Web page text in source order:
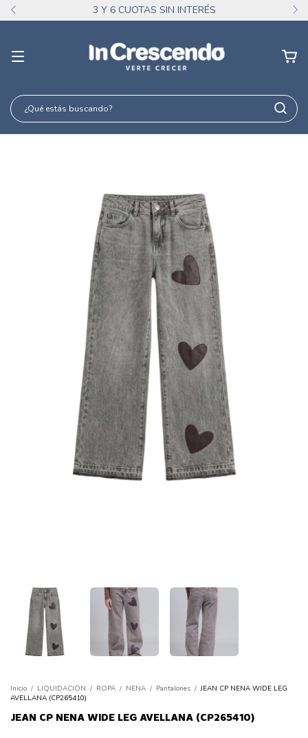
3 Y 6 CUOTAS SIN INTERÉS
Inicio / LIQUIDACIÓN / ROPA / NENA / Pantalones / JEAN CP NENA WIDE LEG
AVELLANA (CP265410)
JEAN CP NENA WIDE LEG AVELLANA (CP265410)